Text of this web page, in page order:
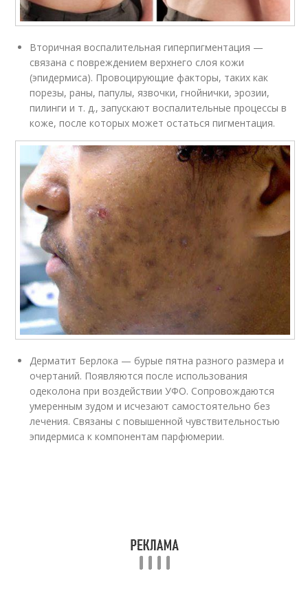
Вторичная воспалительная гиперпигментация —
связана с повреждением верхнего слоя кожи
(эпидермиса). Провоцирующие факторы, таких как
порезы, раны, папулы, язвочки, гнойнички, эрозии,
пилинги и т. д., запускают воспалительные процессы в
коже, после которых может остаться пигментация.
Дерматит Берлока — бурые пятна разного размера и
очертаний. Появляются после использования
одеколона при воздействии УФО. Сопровождаются
умеренным зудом и исчезают самостоятельно без
лечения. Связаны с повышенной чувствительностью
эпидермиса к компонентам парфюмерии.